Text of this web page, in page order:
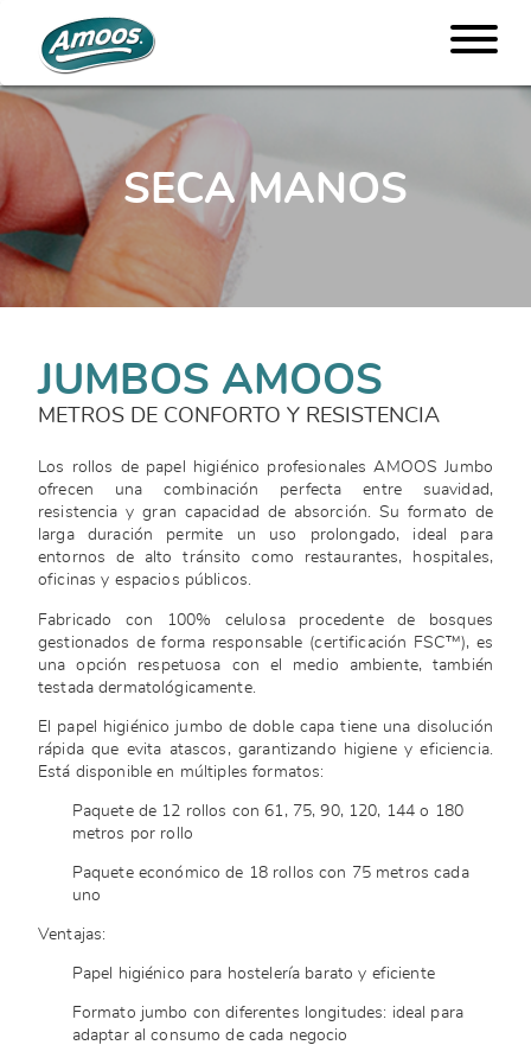
SECA MANOS
JUMBOS AMOOS
METROS DE CONFORTO Y RESISTENCIA
Los rollos de papel higiénico profesionales AMOOS Jumbo
ofrecen una combinación perfecta entre suavidad,
resistencia y gran capacidad de absorción. Su formato de
larga duración permite un uso prolongado, ideal para
entornos de alto tránsito como restaurantes, hospitales,
oficinas y espacios públicos.
Fabricado con 100% celulosa procedente de bosques
gestionados de forma responsable (certificación FSC™), es
una opción respetuosa con el medio ambiente, también
testada dermatológicamente.
El papel higiénico jumbo de doble capa tiene una disolución
rápida que evita atascos, garantizando higiene y eficiencia.
Está disponible en múltiples formatos:
Paquete de 12 rollos con 61, 75, 90, 120, 144 o 180
metros por rollo
Paquete económico de 18 rollos con 75 metros cada
uno
Ventajas:
Papel higiénico para hostelería barato y eficiente
Formato jumbo con diferentes longitudes: ideal para
adaptar al consumo de cada negocio